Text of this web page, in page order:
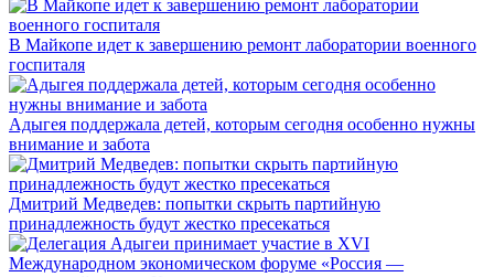
В Майкопе идет к завершению ремонт лаборатории военного
госпиталя
Адыгея поддержала детей, которым сегодня особенно нужны
внимание и забота
Дмитрий Медведев: попытки скрыть партийную
принадлежность будут жестко пресекаться